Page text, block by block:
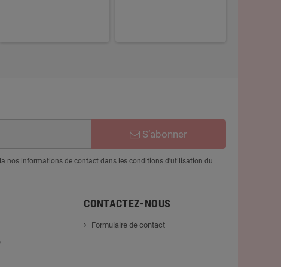
S’abonner
nos informations de contact dans les conditions d'utilisation du
CONTACTEZ-NOUS
Formulaire de contact